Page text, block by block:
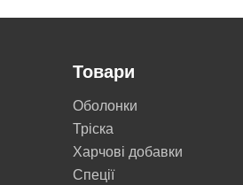
Товари
Оболонки
Тріска
Харчові добавки
Cпеції